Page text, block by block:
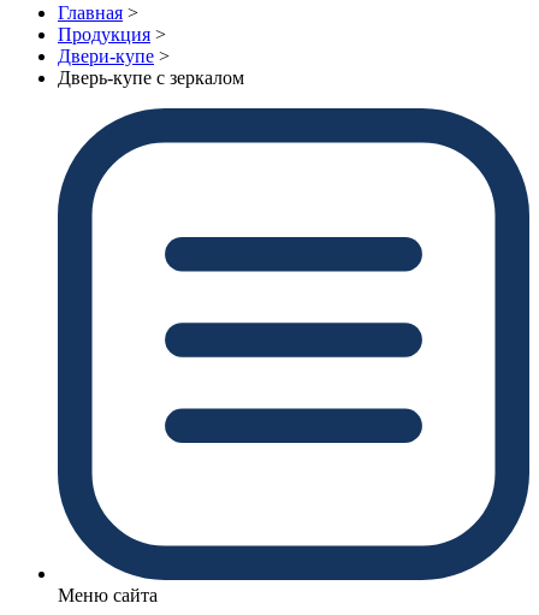
Главная >
Продукция >
Двери-купе >
Дверь-купе с зеркалом
Меню сайта